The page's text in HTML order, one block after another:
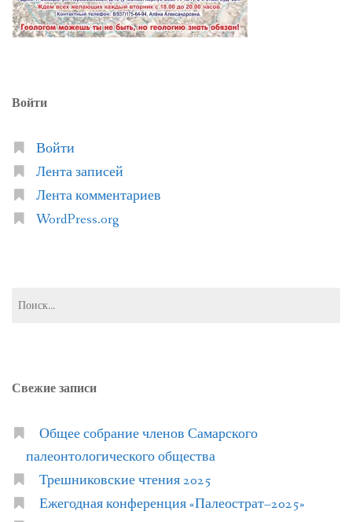
Войти
Войти
Лента записей
Лента комментариев
WordPress.org
Свежие записи
Общее собрание членов Самарского
палеонтологического общества
Трешниковские чтения 2025
Ежегодная конференция «Палеострат–2025»